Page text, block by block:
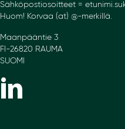
Sähköpostiosoitteet =
Huom! Korvaa (at) @-merkillä.
Maanpääntie 3
FI-26820 RAUMA
SUOMI